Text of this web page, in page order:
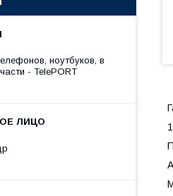
ноутбуков, в
- TelePORT